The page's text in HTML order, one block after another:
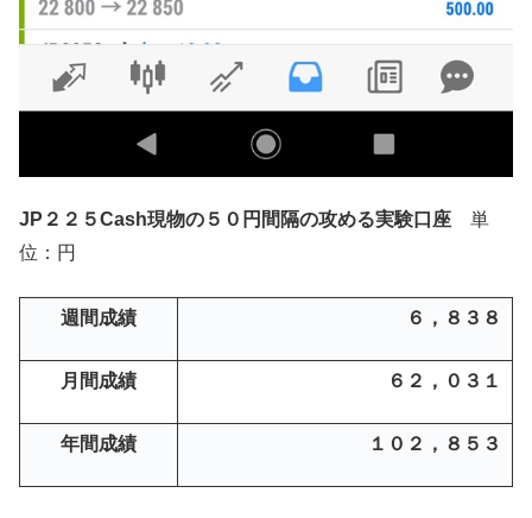
JP２２５Cash現物の５０円間隔の攻める実験口座 単
位：円
週間成績 ６，８３８
月間成績 ６２，０３１
年間成績 １０２，８５３